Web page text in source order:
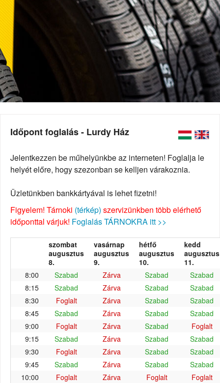
Időpont foglalás - Lurdy Ház
Jelentkezzen be műhelyünkbe az interneten! Foglalja le
helyét előre, hogy szezonban se kelljen várakoznia.
Üzletünkben bankkártyával is lehet fizetni!
Figyelem! Tárnoki (térkép) szervizünkben több elérhető
időponttal várjuk! Foglalás TÁRNOKRA itt >>
szombat
augusztus
8.
vasárnap
augusztus
9.
hétfő
augusztus
10.
kedd
augusztus
11.
8:00
Szabad Zárva Szabad
Szabad
8:15
Szabad Zárva Szabad
Szabad
8:30
Foglalt Zárva Szabad
Szabad
8:45
Szabad Zárva Szabad
Szabad
9:00
Foglalt Zárva Szabad
Foglalt
9:15
Szabad Zárva Szabad
Szabad
9:30
Foglalt Zárva Szabad
Szabad
9:45
Szabad Zárva Szabad
Szabad
10:00
Foglalt Zárva Foglalt
Foglalt